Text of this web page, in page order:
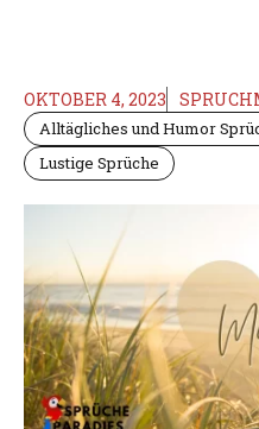
OKTOBER 4, 2023
Alltägliches und Humor
Lustige Sprüche